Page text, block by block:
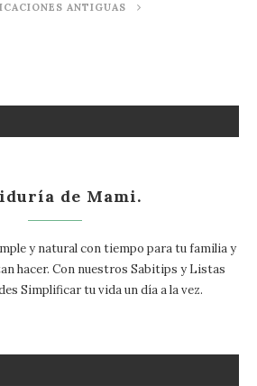
ANTIGUAS
de Mami.
y natural con tiempo para tu familia y
hacer. Con nuestros Sabitips y Listas
Simplificar tu vida un día a la vez.